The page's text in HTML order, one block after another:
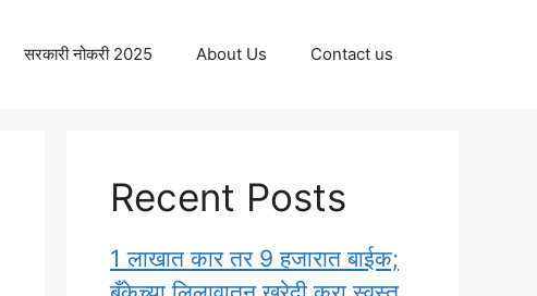
सरकारी नोकरी 2025 About Us Contact us
Recent Posts
1 लाखात कार तर 9 हजारात बाईक;